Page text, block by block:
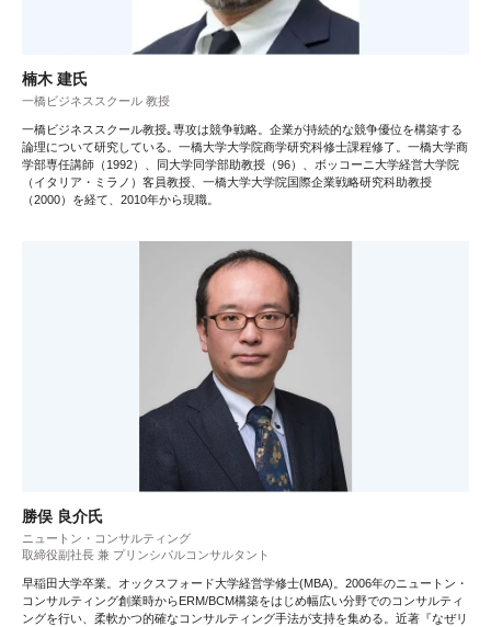
楠木 建氏
一橋ビジネススクール 教授
一橋ビジネススクール教授｡専攻は競争戦略。企業が持続的な競争優位を構築する
論理について研究している。一橋大学大学院商学研究科修士課程修了。一橋大学商
学部専任講師（1992）、同大学同学部助教授（96）、ボッコーニ大学経営大学院
（イタリア・ミラノ）客員教授、一橋大学大学院国際企業戦略研究科助教授
（2000）を経て、2010年から現職。
勝俣 良介氏
ニュートン・コンサルティング
取締役副社長 兼 プリンシパルコンサルタント
早稲田大学卒業。オックスフォード大学経営学修士(MBA)。2006年のニュートン・
コンサルティング創業時からERM/BCM構築をはじめ幅広い分野でのコンサルティ
ングを行い、柔軟かつ的確なコンサルティング手法が支持を集める。近著『なぜリ